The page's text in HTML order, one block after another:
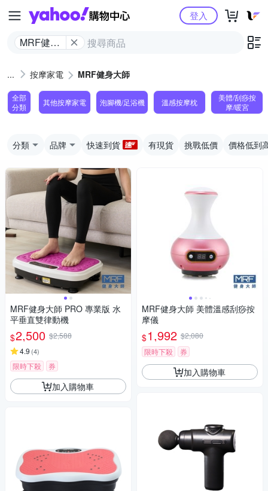
Yahoo購物中心
MRF健身
登入
按摩家電 MRF健身大師
全部
分類
其他按摩家電 泡腳機/足浴機 溫感按摩枕
美體/刮痧按
摩/暖宮
分類 品牌 快速到貨 有現貨 挑戰低價 價格低到
MRF健身大師 PRO 專業版 ⽔
平垂直雙律動機
$2,500 $2,588
4.9 (4)
限時下殺 券
加入購物車
MRF健身大師 美體溫感刮痧按
摩儀
$1,992 $2,080
限時下殺
券
加入購物車